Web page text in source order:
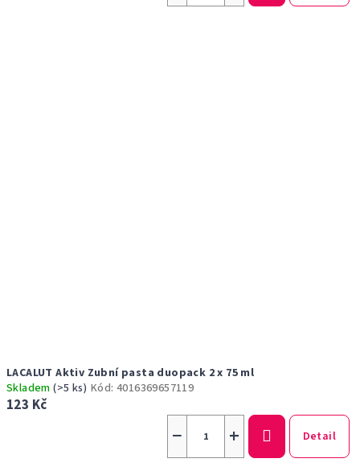
LACALUT Aktiv Zubní pasta duopack 2 x 75 ml
Skladem(>5 ks) Kód:4016369657119
123 Kč
+
− Detail